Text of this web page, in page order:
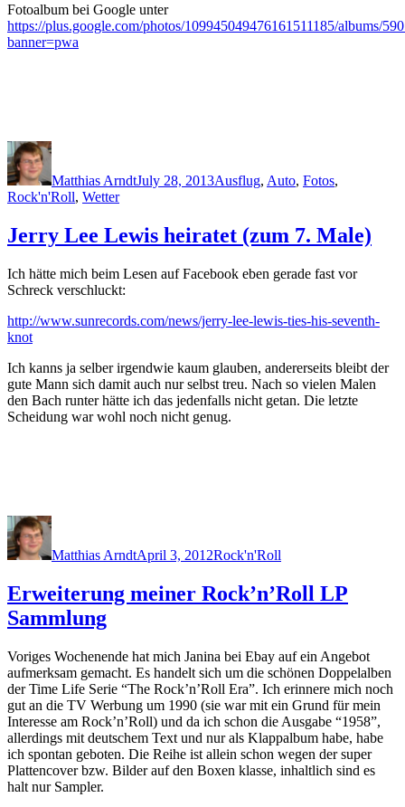
Fotoalbum bei Google unter
https://plus.google.com/photos/109945049476161511185/albums/
banner=pwa
Author
Matthias ArndtJuly 28, 2013Ausflug, Auto, Fotos,
Rock'n'Roll, Wetter
Jerry Lee Lewis heiratet (zum 7. Male)
Ich hätte mich beim Lesen auf Facebook eben gerade fast vor
Schreck verschluckt:
http://www.sunrecords.com/news/jerry-lee-lewis-ties-his-seventh-
knot
Ich kanns ja selber irgendwie kaum glauben, andererseits bleibt der
gute Mann sich damit auch nur selbst treu. Nach so vielen Malen
den Bach runter hätte ich das jedenfalls nicht getan. Die letzte
Scheidung war wohl noch nicht genug.
Author
Matthias ArndtApril 3, 2012Rock'n'Roll
Erweiterung meiner Rock’n’Roll LP
Sammlung
Voriges Wochenende hat mich Janina bei Ebay auf ein Angebot
aufmerksam gemacht. Es handelt sich um die schönen Doppelalben
der Time Life Serie “The Rock’n’Roll Era”. Ich erinnere mich noch
gut an die TV Werbung um 1990 (sie war mit ein Grund für mein
Interesse am Rock’n’Roll) und da ich schon die Ausgabe “1958”,
allerdings mit deutschem Text und nur als Klappalbum habe, habe
ich spontan geboten. Die Reihe ist allein schon wegen der super
Plattencover bzw. Bilder auf den Boxen klasse, inhaltlich sind es
halt nur Sampler.